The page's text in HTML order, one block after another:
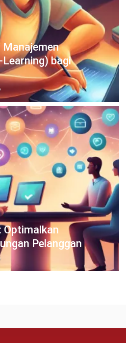
ERP dengan rangkaian software
jenis industri, yang dapat
kebutuhan setiap bisnis.
ERP
Asset
KAMI
No. 9 A - C, Daerah Khusus Ibukota